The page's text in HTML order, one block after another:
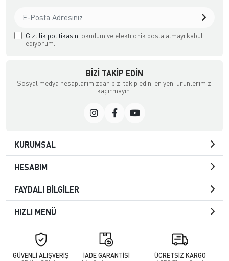
Gizlilik politikasını okudum ve elektronik posta almayı kabul
ediyorum.
BIZI TAKIP EDIN
Sosyal medya hesaplarımızdan bizi takip edin, en yeni ürünlerimizi
kaçırmayın!
KURUMSAL
HESABIM
FAYDALI BİLGİLER
HIZLI MENÜ
GÜVENLİ ALIŞVERİŞ İADE GARANTİSİ ÜCRETSİZ KARGO